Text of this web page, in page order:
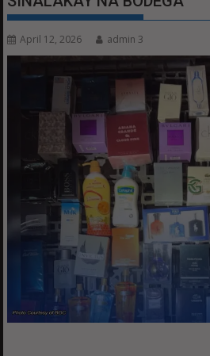
April 12, 2026 admin 3